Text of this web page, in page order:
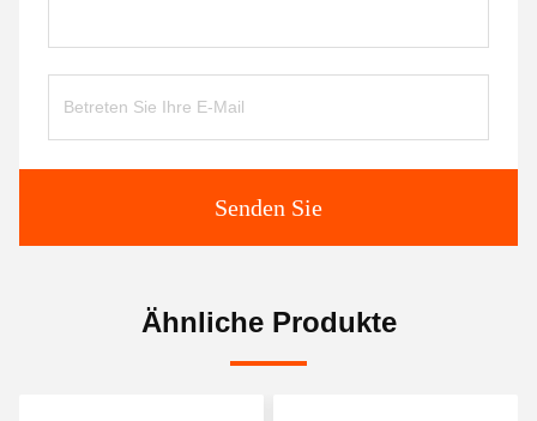
Senden Sie
Ähnliche Produkte